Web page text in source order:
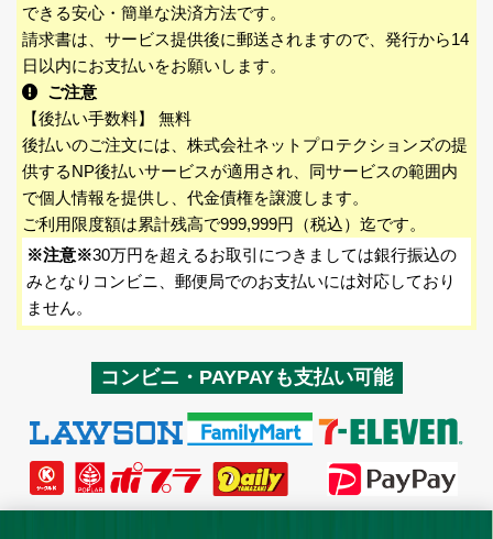
できる安心・簡単な決済方法です。
請求書は、サービス提供後に郵送されますので、発行から14
日以内にお支払いをお願いします。
ご注意
【後払い手数料】 無料
後払いのご注文には、株式会社ネットプロテクションズの提
供するNP後払いサービスが適用され、同サービスの範囲内
で個人情報を提供し、代金債権を譲渡します。
ご利用限度額は累計残高で999,999円（税込）迄です。
※注意※30万円を超えるお取引につきましては銀行振込の
みとなりコンビニ、郵便局でのお支払いには対応しており
ません。
コンビニ・PAYPAYも支払い可能